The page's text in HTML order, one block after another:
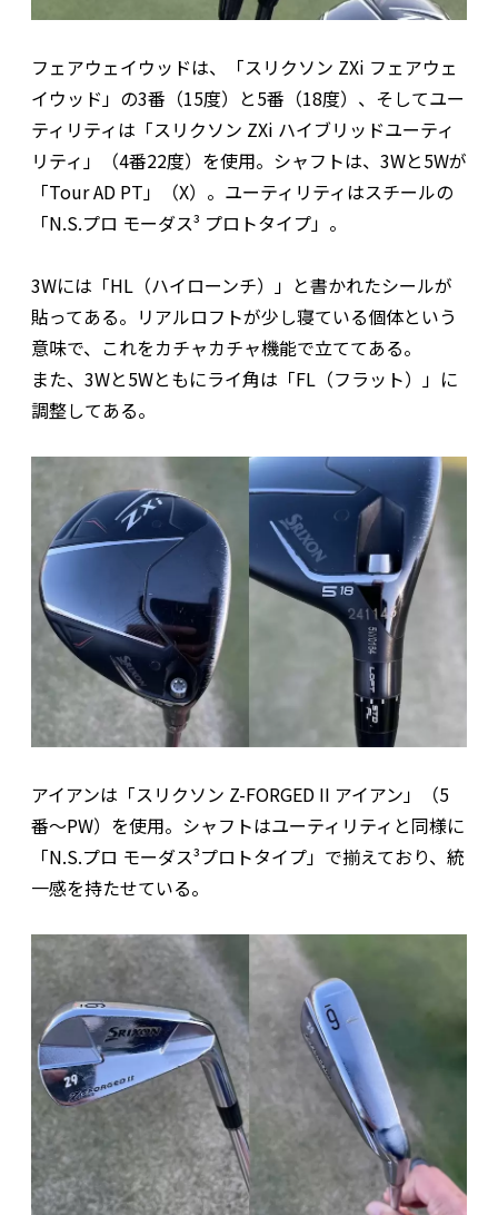
フェアウェイウッドは、「スリクソン ZXi フェアウェ
イウッド」の3番（15度）と5番（18度）、そしてユー
ティリティは「スリクソン ZXi ハイブリッドユーティ
リティ」（4番22度）を使用。シャフトは、3Wと5Wが
「Tour AD PT」（X）。ユーティリティはスチールの
「N.S.プロ モーダス³ プロトタイプ」。
3Wには「HL（ハイローンチ）」と書かれたシールが
貼ってある。リアルロフトが少し寝ている個体という
意味で、これをカチャカチャ機能で立ててある。
また、3Wと5Wともにライ角は「FL（フラット）」に
調整してある。
アイアンは「スリクソン Z-FORGED II アイアン」（5
番〜PW）を使用。シャフトはユーティリティと同様に
「N.S.プロ モーダス³プロトタイプ」で揃えており、統
一感を持たせている。